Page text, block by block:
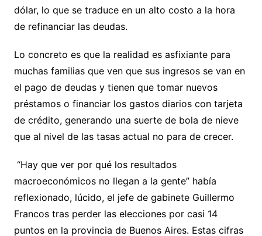
dólar, lo que se traduce en un alto costo a la hora
de refinanciar las deudas.
Lo concreto es que la realidad es asfixiante para
muchas familias que ven que sus ingresos se van en
el pago de deudas y tienen que tomar nuevos
préstamos o financiar los gastos diarios con tarjeta
de crédito, generando una suerte de bola de nieve
que al nivel de las tasas actual no para de crecer.
“Hay que ver por qué los resultados
macroeconómicos no llegan a la gente” había
reflexionado, lúcido, el jefe de gabinete Guillermo
Francos tras perder las elecciones por casi 14
puntos en la provincia de Buenos Aires. Estas cifras